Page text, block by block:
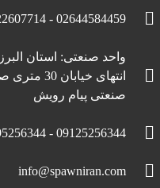
02644584459 - 09122607714
واحد صنعتی: استان
انتهای
صنعتی پیام رویش
09125256344 - 09395256344
info@spawniran.com